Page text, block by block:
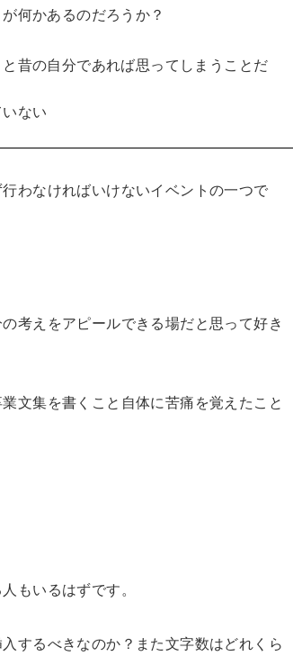
何かあるのだろうか？
昔の自分であれば思ってしまうことだ
ない
わなければいけないイベントの一つで
考えをアピールできる場だと思って好き
文集を書くこと自体に苦痛を覚えたこと
もいるはずです。
するべきなのか？また文字数はどれくら